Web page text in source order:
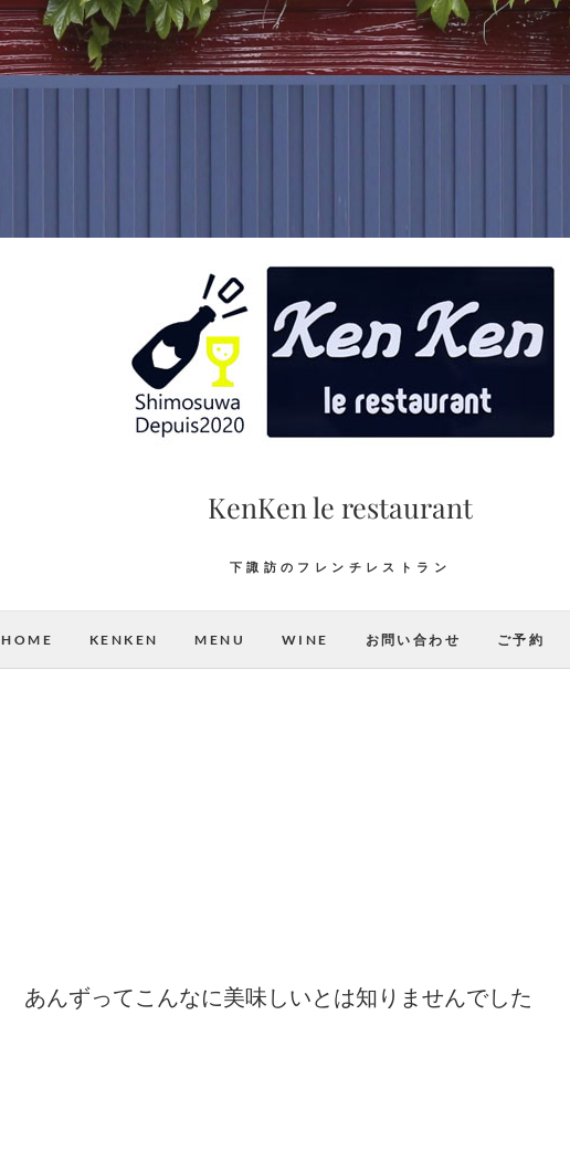
KenKen le restaurant
下諏訪のフレンチレストラン
HOME KENKEN MENU WINE お問い合わせ ご予約
あんずってこんなに美味しいとは知りませんでした